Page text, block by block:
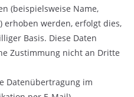
(beispielsweise Name,
erhoben werden, erfolgt dies,
Basis. Diese Daten
Zustimmung nicht an Dritte
Datenübertragung im